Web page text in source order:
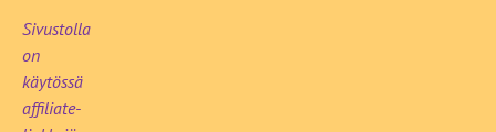
Sivustolla
on
käytössä
affiliate-